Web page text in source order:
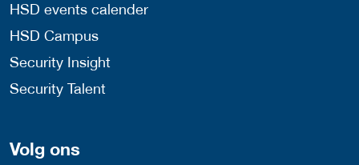
HSD events calender
HSD Campus
Security Insight
Security Talent
Volg ons